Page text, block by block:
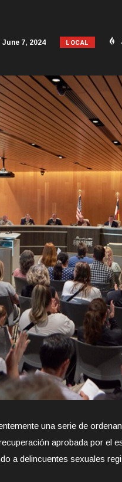
June 7, 2024 LOCAL
una serie de
aprobada por el
a delincuentes sexuales